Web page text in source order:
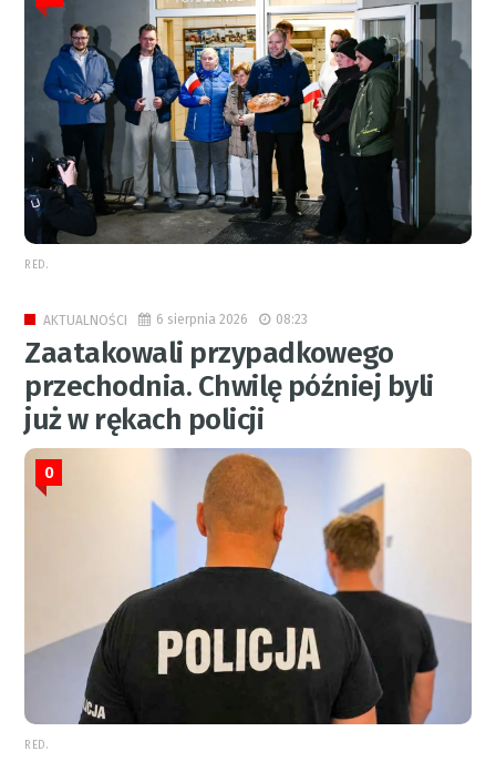
RED.
AKTUALNOŚCI 6 sierpnia 2026 08:23
Zaatakowali przypadkowego
przechodnia. Chwilę później byli
już w rękach policji
0
RED.